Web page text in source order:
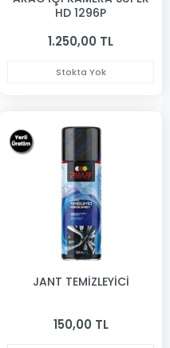
HD 1296P
1.250,00 TL
Stokta Yok
JANT TEMİZLEYİCİ
150,00 TL